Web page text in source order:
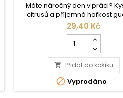
Máte náročný den v práci?
citrusů a příjemná hořkost
vytváří osvěžující a stimulující
exotických chutí. Nápoj
kofeinu na 100 ml, tedy 50 mg
půllitrové plechovce, což je
které odpovídá přibližně
espressa. Ke snížení míry
vyčerpání přispívá v nápoji
vitamín B6.
29,40 Kč
kusů
produktu
Birell
Active
Citrus
mix
 Přidat do košíku
 Vyprodáno